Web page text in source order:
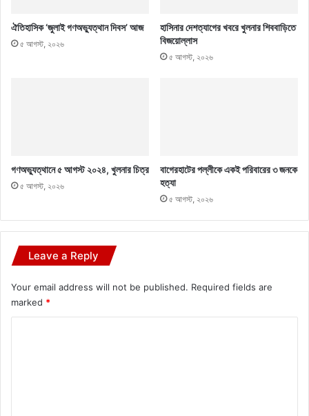
ঐতিহাসিক ‘জুলাই গণঅভ্যুত্থান দিবস’ আজ
৫ আগস্ট, ২০২৬
হাসিনার দেশত্যাগের খবরে খুলনার শিববাড়িতে
বিজয়োল্লাস
৫ আগস্ট, ২০২৬
গণঅভ্যুত্থানে ৫ আগস্ট ২০২৪, খুলনার চিত্র
৫ আগস্ট, ২০২৬
বাগেরহাটের পল্লীকে একই পরিবারের ৩ জনকে
হত্যা
৫ আগস্ট, ২০২৬
Leave a Reply
Your email address will not be published. Required fields are
marked *